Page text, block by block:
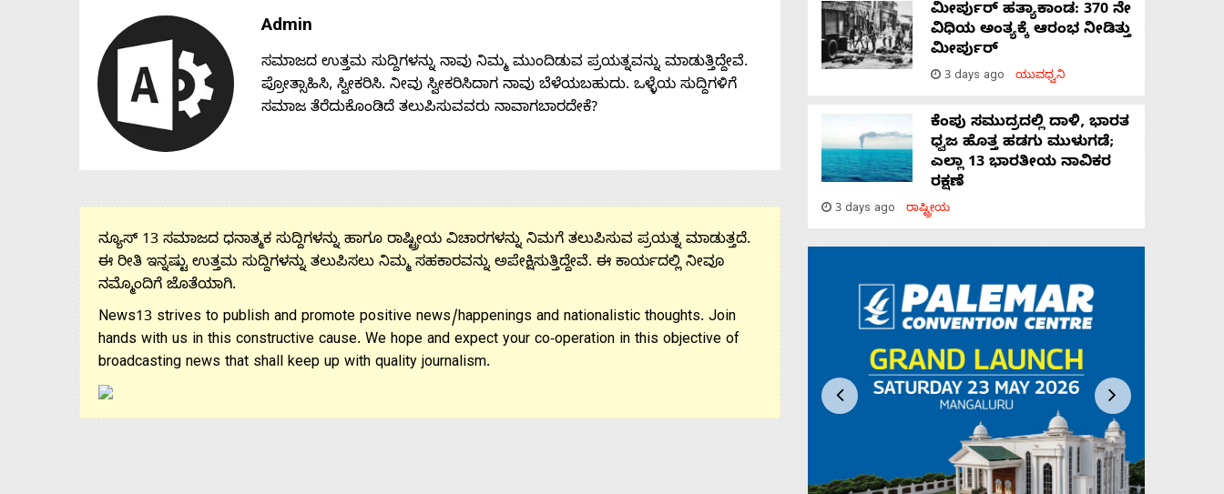
Admin
ಸಮಾಜದ ಉತ್ತಮ ಸುದ್ದಿಗಳನ್ನು ನಾವು ನಿಮ್ಮ ಮುಂದಿಡುವ ಪ್ರಯತ್ನವನ್ನು ಮಾಡುತ್ತಿದ್ದೇವೆ.
ಪ್ರೋತ್ಸಾಹಿಸಿ, ಸ್ವೀಕರಿಸಿ. ನೀವು ಸ್ವೀಕರಿಸಿದಾಗ ನಾವು ಬೆಳೆಯಬಹುದು. ಒಳ್ಳೆಯ ಸುದ್ದಿಗಳಿಗೆ
ಸಮಾಜ ತೆರೆದುಕೊಂಡಿದೆ ತಲುಪಿಸುವವರು ನಾವಾಗಬಾರದೇಕೆ?
ನ್ಯೂಸ್ 13 ಸಮಾಜದ ಧನಾತ್ಮಕ ಸುದ್ದಿಗಳನ್ನು ಹಾಗೂ ರಾಷ್ಟ್ರೀಯ ವಿಚಾರಗಳನ್ನು ನಿಮಗೆ ತಲುಪಿಸುವ ಪ್ರಯತ್ನ ಮಾಡುತ್ತದೆ.
ಈ ರೀತಿ ಇನ್ನಷ್ಟು ಉತ್ತಮ ಸುದ್ದಿಗಳನ್ನು ತಲುಪಿಸಲು ನಿಮ್ಮ ಸಹಕಾರವನ್ನು ಅಪೇಕ್ಷಿಸುತ್ತಿದ್ದೇವೆ. ಈ ಕಾರ್ಯದಲ್ಲಿ ನೀವೂ
ನಮ್ಮೊಂದಿಗೆ ಜೊತೆಯಾಗಿ.
News13 strives to publish and promote positive news/happenings and nationalistic thoughts. Join
hands with us in this constructive cause. We hope and expect your co-operation in this objective of
broadcasting news that shall keep up with quality journalism.
ಮೀರ್ಪುರ್ ಹತ್ಯಾಕಾಂಡ: 370 ನೇ
ವಿಧಿಯ ಅಂತ್ಯಕ್ಕೆ ಆರಂಭ ನೀಡಿತ್ತು
ಮೀರ್ಪುರ್
3 days ago ಯುವಧ್ವನಿ
ಕೆಂಪು ಸಮುದ್ರದಲ್ಲಿ ದಾಳಿ, ಭಾರತ
ಧ್ವಜ ಹೊತ್ತ ಹಡಗು ಮುಳುಗಡೆ;
ಎಲ್ಲಾ 13 ಭಾರತೀಯ ನಾವಿಕರ
ರಕ್ಷಣೆ
3 days ago ರಾಷ್ಟ್ರೀಯ